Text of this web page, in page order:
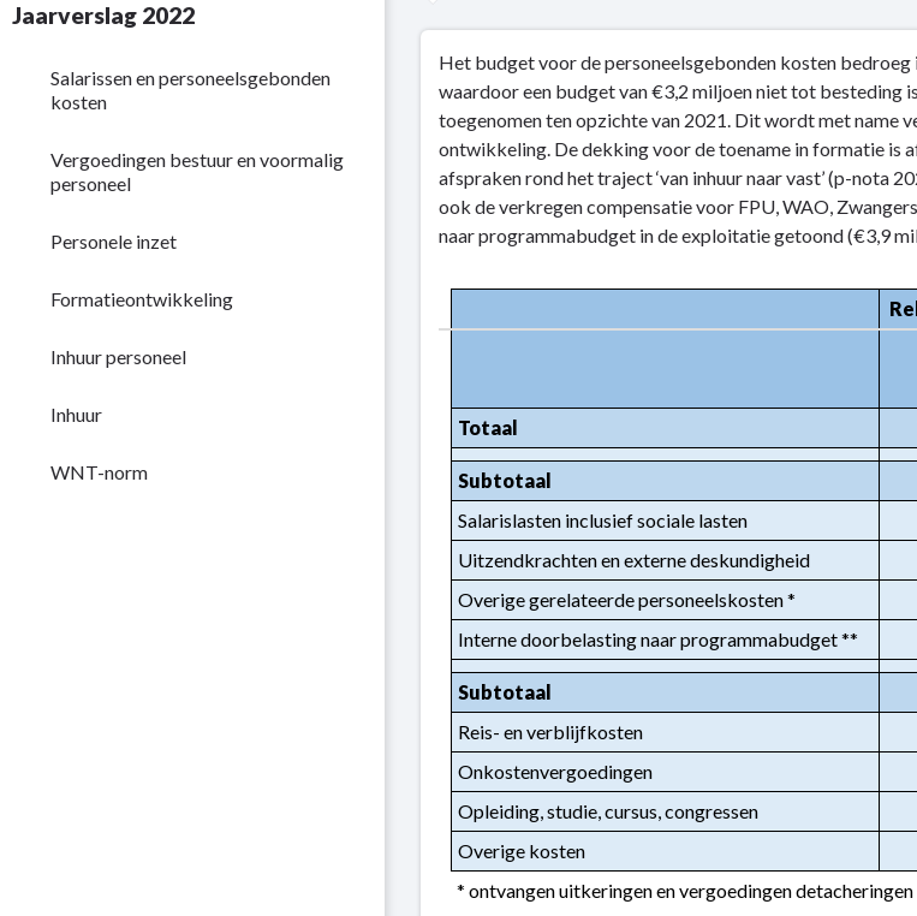
Jaarverslag 2022
Salarissen en personeelsgebonden
kosten
Vergoedingen bestuur en voormalig
personeel
Personele inzet
Formatieontwikkeling
Inhuur personeel
Inhuur
WNT-norm
navigatie
Personeelsgebonden
Salarissen
kosten
Het budget voor de personeelsgebonden kosten
waardoor een budget van €3,2 miljoen niet tot besteding
toegenomen ten opzichte van 2021. Dit wordt met name
ontwikkeling. De dekking voor de toename in formatie is
afspraken rond het traject ‘van inhuur naar vast’ (p-nota
ook de verkregen compensatie voor FPU, WAO,
naar programmabudget in de exploitatie getoond (€3,9
Totaal
Subtotaal
Salarislasten inclusief sociale lasten
Uitzendkrachten en externe deskundigheid
Overige gerelateerde personeelskosten *
Interne doorbelasting naar programmabudget **
Subtotaal
Reis- en verblijfkosten
Onkostenvergoedingen
Opleiding, studie, cursus, congressen
Overige kosten
* ontvangen uitkeringen en vergoedingen detacheringen